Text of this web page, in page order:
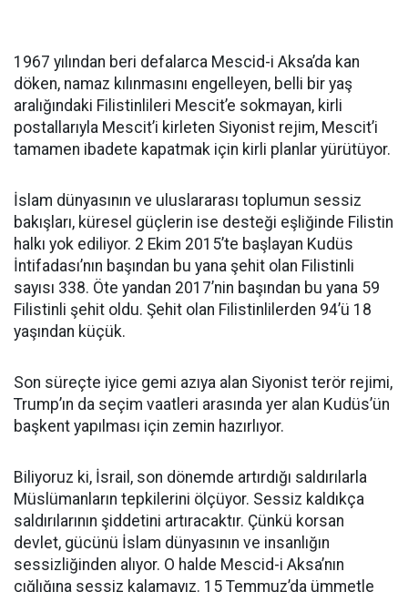
1967 yılından beri defalarca Mescid-i Aksa’da kan
döken, namaz kılınmasını engelleyen, belli bir yaş
aralığındaki Filistinlileri Mescit’e sokmayan, kirli
postallarıyla Mescit’i kirleten Siyonist rejim, Mescit’i
tamamen ibadete kapatmak için kirli planlar yürütüyor.
İslam dünyasının ve uluslararası toplumun sessiz
bakışları, küresel güçlerin ise desteği eşliğinde Filistin
halkı yok ediliyor. 2 Ekim 2015’te başlayan Kudüs
İntifadası’nın başından bu yana şehit olan Filistinli
sayısı 338. Öte yandan 2017’nin başından bu yana 59
Filistinli şehit oldu. Şehit olan Filistinlilerden 94’ü 18
yaşından küçük.
Son süreçte iyice gemi azıya alan Siyonist terör rejimi,
Trump’ın da seçim vaatleri arasında yer alan Kudüs’ün
başkent yapılması için zemin hazırlıyor.
Biliyoruz ki, İsrail, son dönemde artırdığı saldırılarla
Müslümanların tepkilerini ölçüyor. Sessiz kaldıkça
saldırılarının şiddetini artıracaktır. Çünkü korsan
devlet, gücünü İslam dünyasının ve insanlığın
sessizliğinden alıyor. O halde Mescid-i Aksa’nın
çığlığına sessiz kalamayız. 15 Temmuz’da ümmetle